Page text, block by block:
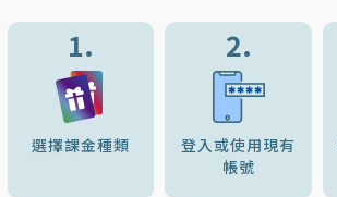
1.
選擇課金種類
2.
登入或使用現有
帳號